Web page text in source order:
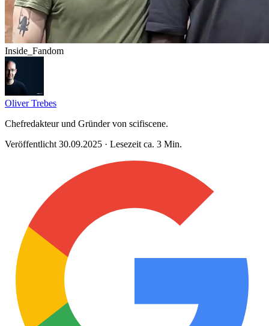
Inside_Fandom
Oliver Trebes
Chefredakteur und Gründer von scifiscene.
Veröffentlicht 30.09.2025 · Lesezeit ca. 3 Min.